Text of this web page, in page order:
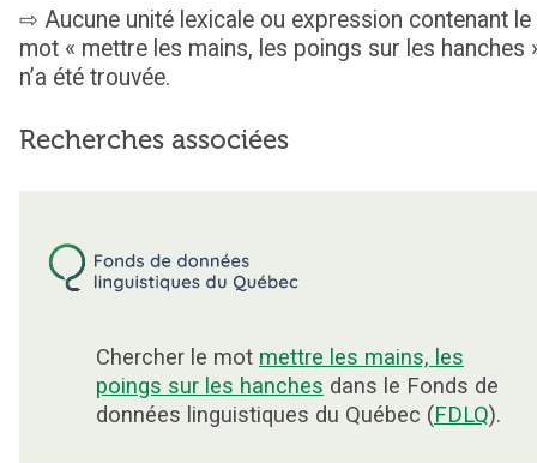
Aucune unité lexicale ou expression contenant le
mot « mettre les mains, les poings sur les hanches
n’a été trouvée.
Recherches associées
Chercher le mot mettre les mains, les
poings sur les hanches dans le Fonds de
données linguistiques du Québec (FDLQ).